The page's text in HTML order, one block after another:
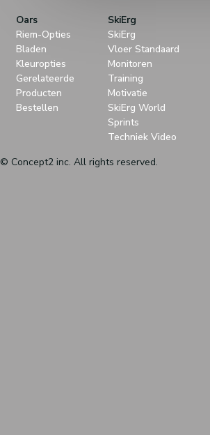
Oars
Riem-Opties
Bladen
Kleuropties
Gerelateerde
Producten
Bestellen
SkiErg
SkiErg
Vloer Standaard
Monitoren
Training
Motivatie
SkiErg World
Sprints
Techniek Video
© Concept2 inc. All rights reserved.